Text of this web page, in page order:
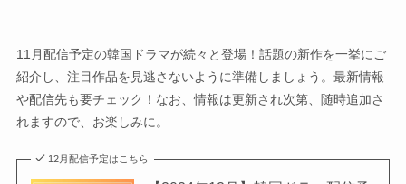
11月配信予定の韓国ドラマが続々と登場！話題の新作を一挙にご
紹介し、注目作品を見逃さないように準備しましょう。最新情報
や配信先も要チェック！なお、情報は更新され次第、随時追加さ
れますので、お楽しみに。
12月配信予定はこちら